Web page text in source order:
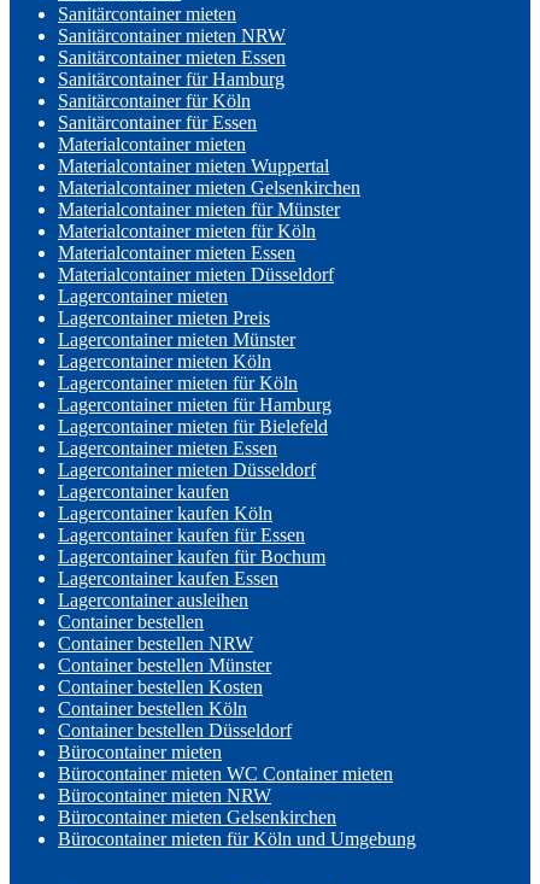
Sanitärcontainer mieten
Sanitärcontainer mieten NRW
Sanitärcontainer mieten Essen
Sanitärcontainer für Hamburg
Sanitärcontainer für Köln
Sanitärcontainer für Essen
Materialcontainer mieten
Materialcontainer mieten Wuppertal
Materialcontainer mieten Gelsenkirchen
Materialcontainer mieten für Münster
Materialcontainer mieten für Köln
Materialcontainer mieten Essen
Materialcontainer mieten Düsseldorf
Lagercontainer mieten
Lagercontainer mieten Preis
Lagercontainer mieten Münster
Lagercontainer mieten Köln
Lagercontainer mieten für Köln
Lagercontainer mieten für Hamburg
Lagercontainer mieten für Bielefeld
Lagercontainer mieten Essen
Lagercontainer mieten Düsseldorf
Lagercontainer kaufen
Lagercontainer kaufen Köln
Lagercontainer kaufen für Essen
Lagercontainer kaufen für Bochum
Lagercontainer kaufen Essen
Lagercontainer ausleihen
Container bestellen
Container bestellen NRW
Container bestellen Münster
Container bestellen Kosten
Container bestellen Köln
Container bestellen Düsseldorf
Bürocontainer mieten
Bürocontainer mieten WC Container mieten
Bürocontainer mieten NRW
Bürocontainer mieten Gelsenkirchen
Bürocontainer mieten für Köln und Umgebung